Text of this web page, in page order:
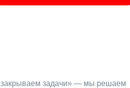
задачи» — мы решаем